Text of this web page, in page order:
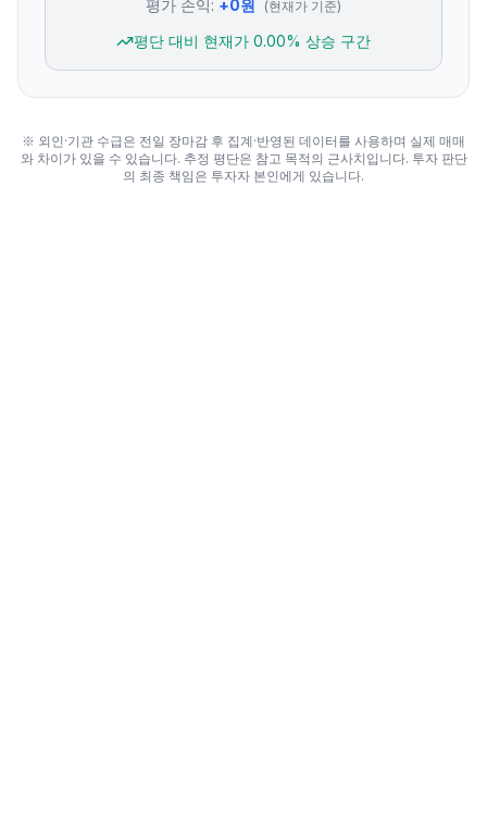
평가 손익: +0원 (현재가 기준)
평단 대비 현재가 0.00% 상승 구간
※ 외인·기관 수급은 전일 장마감 후 집계·반영된 데이터를 사용하며 실제 매매
와 차이가 있을 수 있습니다. 추정 평단은 참고 목적의 근사치입니다. 투자 판단
의 최종 책임은 투자자 본인에게 있습니다.